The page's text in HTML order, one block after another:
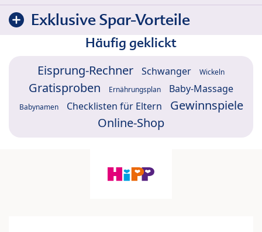
Exklusive Spar-Vorteile
Häufig geklickt
Eisprung-Rechner Schwanger Wickeln
Gratisproben Ernährungsplan Baby-Massage
Babynamen Checklisten für Eltern
Gewinnspiele
Online-Shop